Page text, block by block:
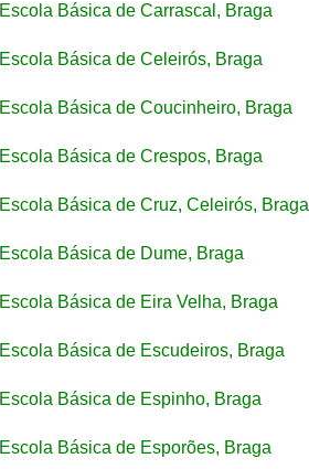
Escola Básica de Carrascal, Braga
Escola Básica de Celeirós, Braga
Escola Básica de Coucinheiro, Braga
Escola Básica de Crespos, Braga
Escola Básica de Cruz, Celeirós, Braga
Escola Básica de Dume, Braga
Escola Básica de Eira Velha, Braga
Escola Básica de Escudeiros, Braga
Escola Básica de Espinho, Braga
Escola Básica de Esporões, Braga